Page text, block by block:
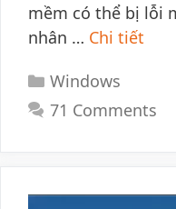
mềm có thể bị lỗi
nhân … Chi tiết
Categories
Windows
71 Comments